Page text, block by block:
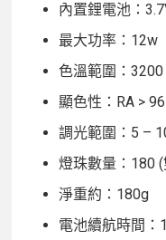
內置鋰電池：
最大功率：12w
色溫範圍：
顯色性：RA > 96
調光範圍：5 –
燈珠數量：180
淨重約：180g
電池續航時間：